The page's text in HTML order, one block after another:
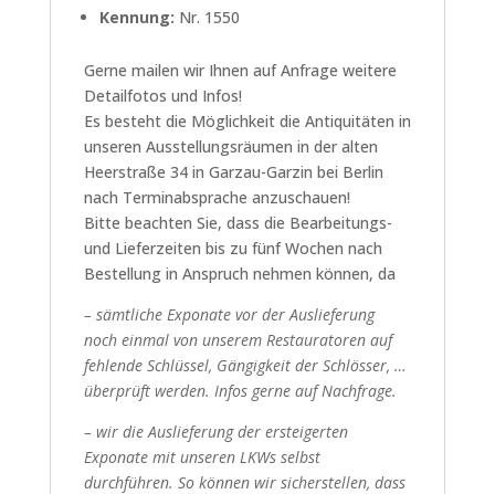
Kennung: Nr. 1550
Gerne mailen wir Ihnen auf Anfrage weitere
Detailfotos und Infos!
Es besteht die Möglichkeit die Antiquitäten in
unseren Ausstellungsräumen in der alten
Heerstraße 34 in Garzau-Garzin bei Berlin
nach Terminabsprache anzuschauen!
Bitte beachten Sie, dass die Bearbeitungs-
und Lieferzeiten bis zu fünf Wochen nach
Bestellung in Anspruch nehmen können, da
– sämtliche Exponate vor der Auslieferung
noch einmal von unserem Restauratoren auf
fehlende Schlüssel, Gängigkeit der Schlösser, …
überprüft werden. Infos gerne auf Nachfrage.
– wir die Auslieferung der ersteigerten
Exponate mit unseren LKWs selbst
durchführen. So können wir sicherstellen, dass